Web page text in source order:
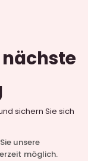
sichern Sie sich
unsere
möglich.